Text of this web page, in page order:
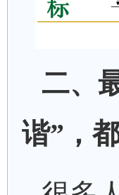
二、
谐”，